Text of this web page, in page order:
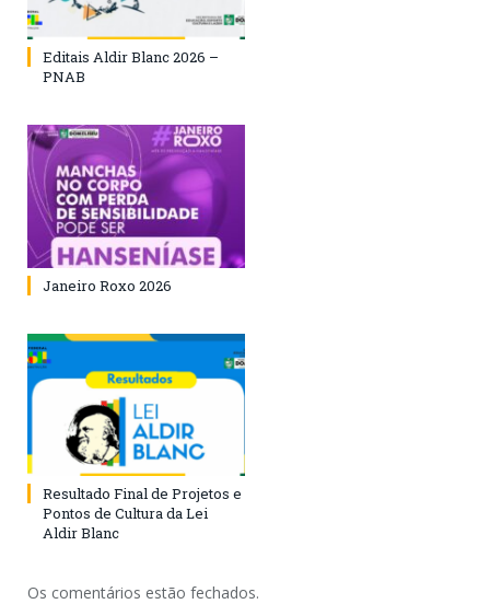
Editais Aldir Blanc 2026 –
PNAB
Janeiro Roxo 2026
Resultado Final de Projetos e
Pontos de Cultura da Lei
Aldir Blanc
Os comentários estão fechados.